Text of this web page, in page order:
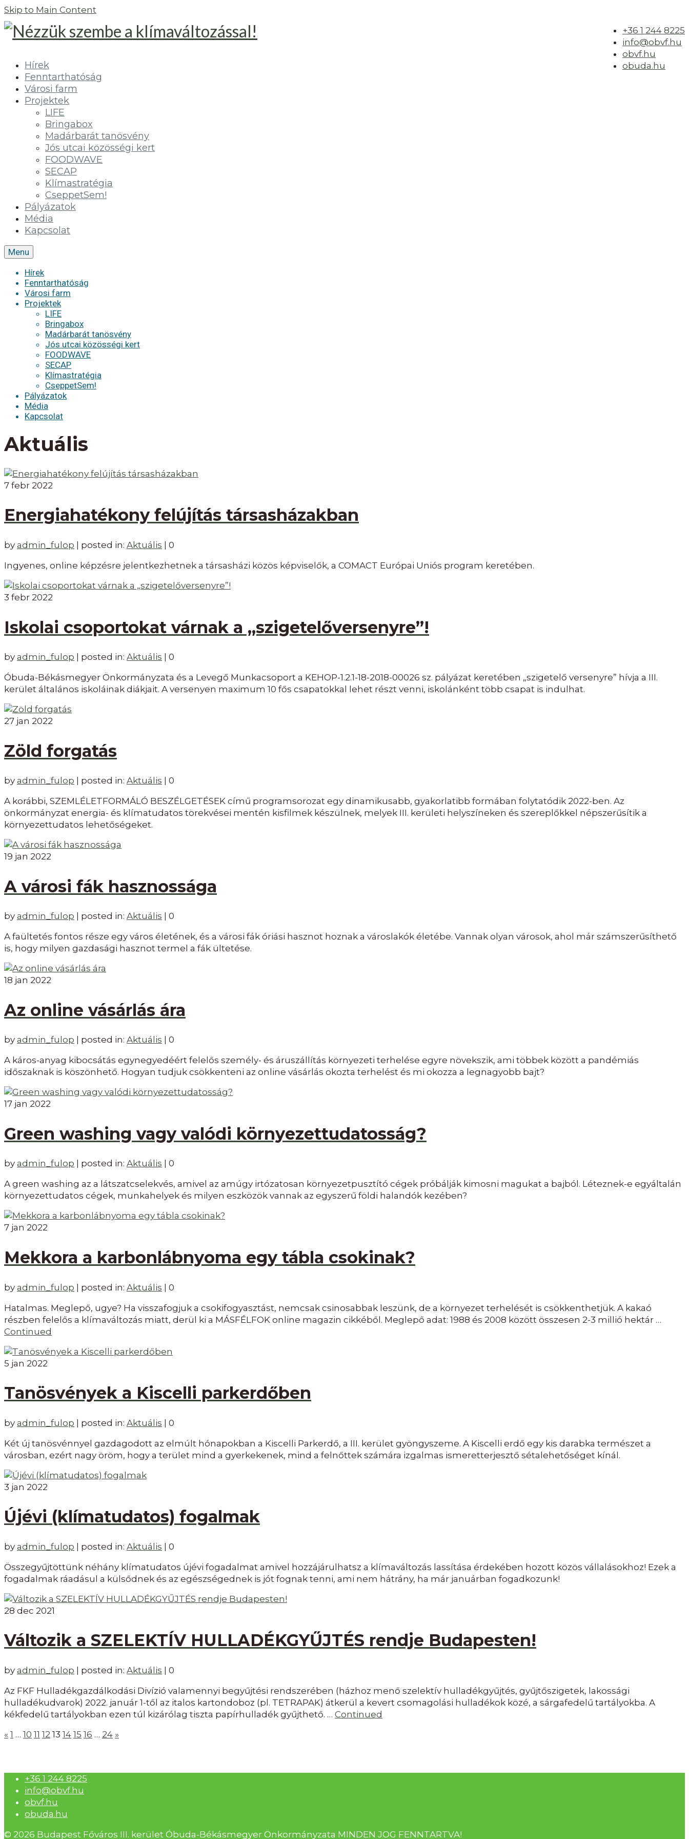
Skip to Main Content
+36 1 244 8225
info@obvf.hu
obvf.hu
obuda.hu
Hírek
Fenntarthatóság
Városi farm
Projektek
LIFE
Bringabox
Madárbarát tanösvény
Jós utcai közösségi kert
FOODWAVE
SECAP
Klímastratégia
CseppetSem!
Pályázatok
Média
Kapcsolat
Menu
Hírek
Fenntarthatóság
Városi farm
Projektek
LIFE
Bringabox
Madárbarát tanösvény
Jós utcai közösségi kert
FOODWAVE
SECAP
Klímastratégia
CseppetSem!
Pályázatok
Média
Kapcsolat
Aktuális
7 febr 2022
Energiahatékony felújítás társasházakban
by admin_fulop posted in: Aktuális
0
Ingyenes, online képzésre jelentkezhetnek a társasházi közös képviselők, a COMACT Európai Uniós program keretében.
3 febr 2022
Iskolai csoportokat várnak a „szigetelőversenyre”!
by admin_fulop posted in: Aktuális
0
Óbuda-Békásmegyer Önkormányzata és a Levegő Munkacsoport a KEHOP-1.2.1-18-2018-00026 sz. pályázat keretében „szigetelő versenyre” hívja a III.
kerület általános iskoláinak diákjait. A versenyen maximum 10 fős csapatokkal lehet részt venni, iskolánként több csapat is indulhat.
27 jan 2022
Zöld forgatás
by admin_fulop posted in: Aktuális
0
A korábbi, SZEMLÉLETFORMÁLÓ BESZÉLGETÉSEK című programsorozat egy dinamikusabb, gyakorlatibb formában folytatódik 2022-ben. Az
önkormányzat energia- és klímatudatos törekvései mentén kisfilmek készülnek, melyek III. kerületi helyszíneken és szereplőkkel népszerűsítik a
környezettudatos lehetőségeket.
19 jan 2022
A városi fák hasznossága
by admin_fulop posted in: Aktuális
0
A faültetés fontos része egy város életének, és a városi fák óriási hasznot hoznak a városlakók életébe. Vannak olyan városok, ahol már számszerűsíthető
is, hogy milyen gazdasági hasznot termel a fák ültetése.
18 jan 2022
Az online vásárlás ára
by admin_fulop posted in: Aktuális
0
A káros-anyag kibocsátás egynegyedéért felelős személy- és áruszállítás környezeti terhelése egyre növekszik, ami többek között a pandémiás
időszaknak is köszönhető. Hogyan tudjuk csökkenteni az online vásárlás okozta terhelést és mi okozza a legnagyobb bajt?
17 jan 2022
Green washing vagy valódi környezettudatosság?
by admin_fulop posted in: Aktuális
0
A green washing az a látszatcselekvés, amivel az amúgy irtózatosan környezetpusztító cégek próbálják kimosni magukat a bajból. Léteznek-e egyáltalán
környezettudatos cégek, munkahelyek és milyen eszközök vannak az egyszerű földi halandók kezében?
7 jan 2022
Mekkora a karbonlábnyoma egy tábla csokinak?
by admin_fulop | posted in: Aktuális | 0
Hatalmas. Meglepő, ugye? Ha visszafogjuk a csokifogyasztást, nemcsak csinosabbak leszünk, de a környezet terhelését is csökkenthetjük. A kakaó
részben felelős a klímaváltozás miatt, derül ki a MÁSFÉLFOK online magazin cikkéből. Meglepő adat: 1988 és 2008 között összesen 2-3 millió hektár …
Continued
5 jan 2022
Tanösvények a Kiscelli parkerdőben
by admin_fulop | posted in: Aktuális | 0
Két új tanösvénnyel gazdagodott az elmúlt hónapokban a Kiscelli Parkerdő, a III. kerület gyöngyszeme. A Kiscelli erdő egy kis darabka természet a
városban, ezért nagy öröm, hogy a terület mind a gyerkekenek, mind a felnőttek számára izgalmas ismeretterjesztő sétalehetőséget kínál.
3 jan 2022
Újévi (klímatudatos) fogalmak
by admin_fulop | posted in: Aktuális | 0
Összegyűjtöttünk néhány klímatudatos újévi fogadalmat amivel hozzájárulhatsz a klímaváltozás lassítása érdekében hozott közös vállalásokhoz! Ezek a
fogadalmak ráadásul a külsődnek és az egészségednek is jót fognak tenni, ami nem hátrány, ha már januárban fogadkozunk!
28 dec 2021
Változik a SZELEKTÍV HULLADÉKGYŰJTÉS rendje Budapesten!
by admin_fulop | posted in: Aktuális | 0
Az FKF Hulladékgazdálkodási Divízió valamennyi begyűjtési rendszerében (házhoz menő szelektív hulladékgyűjtés, gyűjtőszigetek, lakossági
hulladékudvarok) 2022. január 1-től az italos kartondoboz (pl. TETRAPAK) átkerül a kevert csomagolási hulladékok közé, a sárgafedelű tartályokba. A
kékfedelű tartályokban ezen túl kizárólag tiszta papírhulladék gyűjthető. … Continued
Bejegyzések
« 1 … 10 11 12 13 14 15 16 … 24 »
+36 1 244 8225
info@obvf.hu
obvf.hu
obuda.hu
© 2026 Budapest Főváros III. kerület Óbuda-Békásmegyer Önkormányzata MINDEN JOG FENNTARTVA!